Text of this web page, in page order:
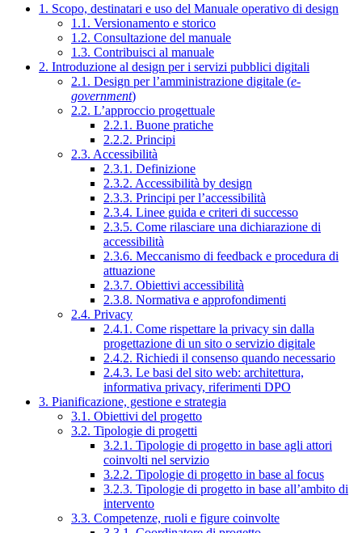
1. Scopo, destinatari e uso del Manuale operativo di design
1.1. Versionamento e storico
1.2. Consultazione del manuale
1.3. Contribuisci al manuale
2. Introduzione al design per i servizi pubblici digitali
2.1. Design per l’amministrazione digitale (e-
government)
2.2. L’approccio progettuale
2.2.1. Buone pratiche
2.2.2. Principi
2.3. Accessibilità
2.3.1. Definizione
2.3.2. Accessibilità by design
2.3.3. Principi per l’accessibilità
2.3.4. Linee guida e criteri di successo
2.3.5. Come rilasciare una dichiarazione di
accessibilità
2.3.6. Meccanismo di feedback e procedura di
attuazione
2.3.7. Obiettivi accessibilità
2.3.8. Normativa e approfondimenti
2.4. Privacy
2.4.1. Come rispettare la privacy sin dalla
progettazione di un sito o servizio digitale
2.4.2. Richiedi il consenso quando necessario
2.4.3. Le basi del sito web: architettura,
informativa privacy, riferimenti DPO
3. Pianificazione, gestione e strategia
3.1. Obiettivi del progetto
3.2. Tipologie di progetti
3.2.1. Tipologie di progetto in base agli attori
coinvolti nel servizio
3.2.2. Tipologie di progetto in base al focus
3.2.3. Tipologie di progetto in base all’ambito di
intervento
3.3. Competenze, ruoli e figure coinvolte